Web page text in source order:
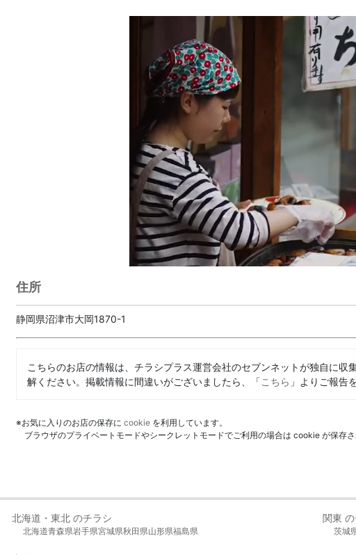
住所
静岡県沼津市大岡1870-1
こちらのお店の情報は、チラシプラス運営会社のセブンネットが独自に
解ください。掲載情報に間違いがございましたら、「こちら 」よりご報告
※お気に入りのお店の保存に cookie を利用しています。
ブラウザのプライベートモードやシークレットモードでご利用の場合は cookie が保存
北海道・東北 のチラシ
北海道青森県岩手県宮城県秋田県山形県福島県
関東
茨城